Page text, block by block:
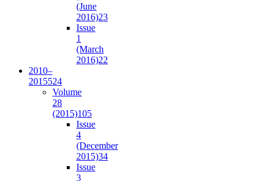
(June
2016)23
Issue
1
(March
2016)22
2010–
2015524
Volume
28
(2015)105
Issue
4
(December
2015)34
Issue
3